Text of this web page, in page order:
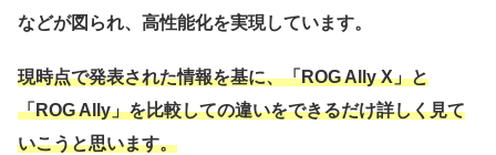
などが図られ、高性能化を実現しています。
現時点で発表された情報を基に、「ROG Ally X」と
「ROG Ally」を比較しての違いをできるだけ詳しく見て
いこうと思います。